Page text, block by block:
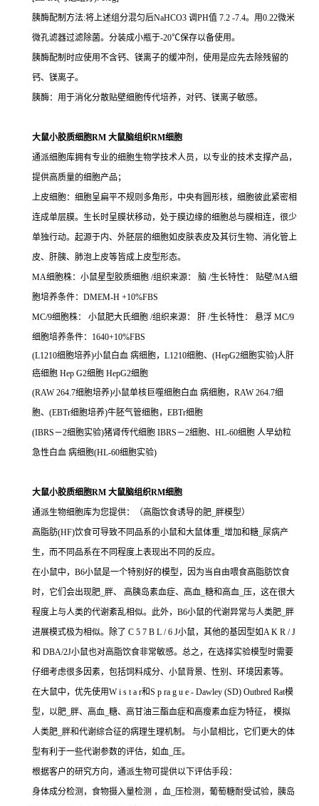
胰酶配制方法:将上述组分混匀后NaHCO3 调PH值 7.2 -7.4。用0.22微米
微孔滤器过滤除菌。分装成小瓶于-20℃保存以备使用。
胰酶配制时应使用不含钙、镁离子的缓冲剂，使用是应先去除残留的
钙、镁离子。
胰酶：用于消化分散贴壁细胞传代培养，对钙、镁离子敏感。
大鼠小胶质细胞RM 大鼠脑组织RM细胞
通派细胞库拥有专业的细胞生物学技术人员，以专业的技术支撑产品，
提供高质量的细胞产品；
上皮细胞：细胞呈扁平不规则多角形，中央有圆形核，细胞彼此紧密相
连成单层膜。生长时呈膜状移动，处于膜边缘的细胞总与膜相连，很少
单独行动。起源于内、外胚层的细胞如皮肤表皮及其衍生物、消化管上
皮、肝胰、肺泡上皮等皆成上皮型形态。
MA细胞株：小鼠星型胶质细胞 /组织来源： 脑 /生长特性： 贴壁/MA细
胞培养条件：DMEM-H +10%FBS
MC/9细胞株： 小鼠肥大氏细胞 /组织来源： 肝 /生长特性： 悬浮 MC/9
细胞培养条件：1640+10%FBS
(L1210细胞培养)小鼠白血 病细胞，L1210细胞、(HepG2细胞实验)人肝
癌细胞 Hep G2细胞 HepG2细胞
(RAW 264.7细胞培养)小鼠单核巨噬细胞白血 病细胞，RAW 264.7细
胞、(EBTr细胞培养)牛胚气管细胞，EBTr细胞
(IBRS－2细胞实验)猪肾传代细胞 IBRS－2细胞、HL-60细胞 人早幼粒
急性白血 病细胞(HL-60细胞实验)
大鼠小胶质细胞RM 大鼠脑组织RM细胞
通派生物细胞库为您提供：（高脂饮食诱导的肥_胖模型）
高脂肪(HF)饮食可导致不同品系的小鼠和大鼠体重_增加和糖_尿病产
生，而不同品系在不同程度上表现出不同的反应。
在小鼠中，B6小鼠是一个特别好的模型，因为当自由喂食高脂肪饮食
时，它们会出现肥_胖、 高胰岛素血症、高血_糖和高血_压，这在很大
程度上与人类的代谢紊乱相似。此外，B6小鼠的代谢异常与人类肥_胖
进展模式极为相似。除了 C 5 7 B L / 6 J小鼠，其他的基因型如A K R / J
和 DBA/2J小鼠也对高脂饮食非常敏感。总之，在选择实验模型时需要
仔细考虑很多因素，包括饲料成分、小鼠背景、性别、环境因素等。
在大鼠中，优先使用W i s t a r和S p ra g u e - Dawley (SD) Outbred Rat模
型，以肥_胖、高血_糖、高甘油三酯血症和高瘦素血症为特征， 模拟
人类肥_胖和代谢综合征的病理生理机制。 与小鼠相比，它们更大的体
型有利于一些代谢参数的评估，如血_压。
根据客户的研究方向，通派生物可提供以下评估手段：
身体成分检测，食物摄入量检测 ，血_压检测，葡萄糖耐受试验，胰岛